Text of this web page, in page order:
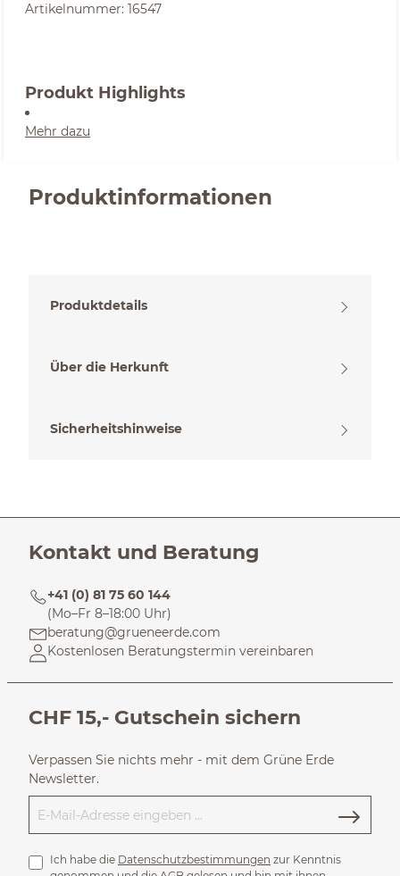
Artikelnummer: 16547
Produkt Highlights
Mehr dazu
Produktinformationen
Produktdetails
Über die Herkunft
Sicherheitshinweise
Kontakt und Beratung
+41 (0) 81 75 60 144
(Mo–Fr 8–18:00 Uhr)
beratung@grueneerde.com
Kostenlosen Beratungstermin vereinbaren
CHF 15,- Gutschein sichern
Verpassen Sie nichts mehr - mit dem Grüne Erde
Newsletter.
Ich habe die Datenschutzbestimmungen zur Kenntnis